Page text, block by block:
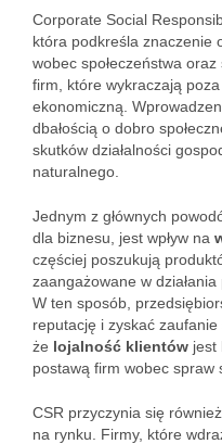
Corporate Social
która podkreśla znaczenie
wobec społeczeństwa
firm, które wykraczają
ekonomiczną.
dbałością o dobro
skutków działalności
naturalnego.
Jednym z głównych
dla biznesu, jest wpływ na
częściej poszukują
zaangażowane w
W ten sposób,
reputację i zyskać zaufanie
że lojalność klientów jest
postawą firm wobec spraw
CSR przyczynia się
na rynku. Firmy, które